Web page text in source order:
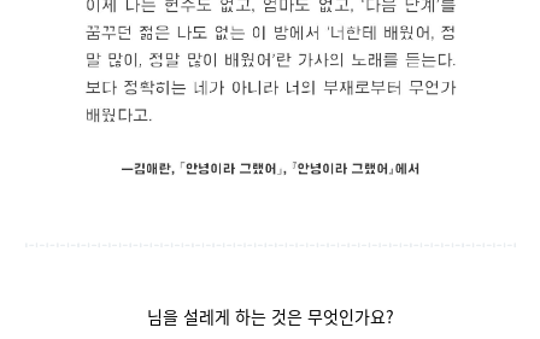
님을 설레게 하는 것은 무엇인가요?